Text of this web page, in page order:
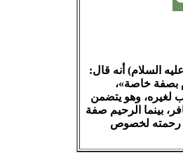
السلام) أنه قال:
بصفة خاصة»،
لغيره، وهو يتضمن
بينما الرحيم صفة
رحمته لخصوص